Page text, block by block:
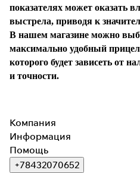
показателях может оказать
выстрела, приводя к
В нашем магазине можно
максимально удобный
которого будет зависеть от
и точности.
Компания
Информация
Помощь
+78432070652